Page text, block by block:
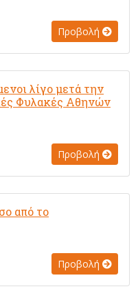
Προβολή
λίγο μετά την
Φυλακές Αθηνών
Προβολή
από το
Προβολή